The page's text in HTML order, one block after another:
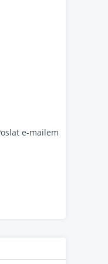
e-mailem